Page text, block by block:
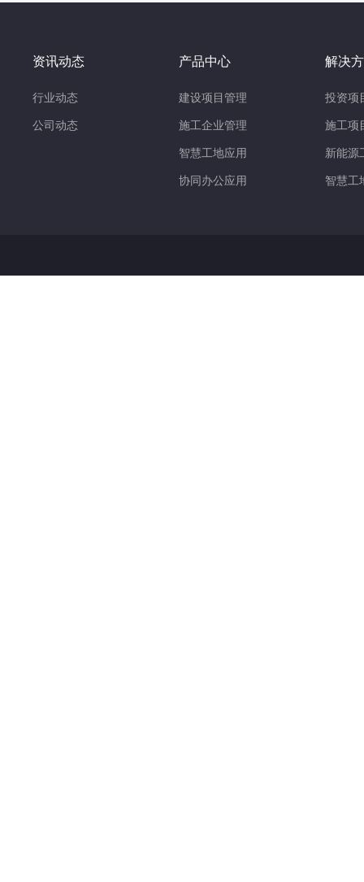
资讯动态
行业动态
公司动态
产品中心
建设项目管理
施工企业管理
智慧工地应用
协同办公应用
解决
投资项
施工项
新能源
智慧工